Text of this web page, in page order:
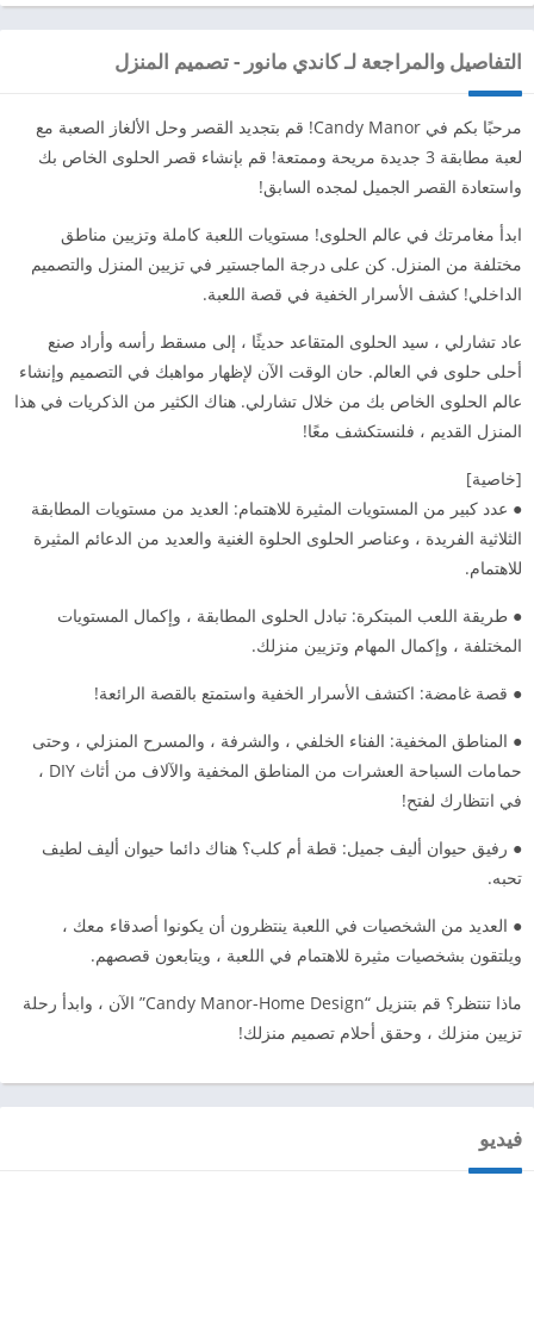
التفاصيل والمراجعة لـ كاندي مانور - تصميم المنزل
مرحبًا بكم في Candy Manor! قم بتجديد القصر وحل الألغاز الصعبة مع
لعبة مطابقة 3 جديدة مريحة وممتعة! قم بإنشاء قصر الحلوى الخاص بك
واستعادة القصر الجميل لمجده السابق!
ابدأ مغامرتك في عالم الحلوى! مستويات اللعبة كاملة وتزيين مناطق
مختلفة من المنزل. كن على درجة الماجستير في تزيين المنزل والتصميم
الداخلي! كشف الأسرار الخفية في قصة اللعبة.
عاد تشارلي ، سيد الحلوى المتقاعد حديثًا ، إلى مسقط رأسه وأراد صنع
أحلى حلوى في العالم. حان الوقت الآن لإظهار مواهبك في التصميم وإنشاء
عالم الحلوى الخاص بك من خلال تشارلي. هناك الكثير من الذكريات في هذا
المنزل القديم ، فلنستكشف معًا!
[خاصية]
● عدد كبير من المستويات المثيرة للاهتمام: العديد من مستويات المطابقة
الثلاثية الفريدة ، وعناصر الحلوى الحلوة الغنية والعديد من الدعائم المثيرة
للاهتمام.
● طريقة اللعب المبتكرة: تبادل الحلوى المطابقة ، وإكمال المستويات
المختلفة ، وإكمال المهام وتزيين منزلك.
● قصة غامضة: اكتشف الأسرار الخفية واستمتع بالقصة الرائعة!
● المناطق المخفية: الفناء الخلفي ، والشرفة ، والمسرح المنزلي ، وحتى
حمامات السباحة العشرات من المناطق المخفية والآلاف من أثاث DIY ،
في انتظارك لفتح!
● رفيق حيوان أليف جميل: قطة أم كلب؟ هناك دائما حيوان أليف لطيف
تحبه.
● العديد من الشخصيات في اللعبة ينتظرون أن يكونوا أصدقاء معك ،
ويلتقون بشخصيات مثيرة للاهتمام في اللعبة ، ويتابعون قصصهم.
ماذا تنتظر؟ قم بتنزيل “Candy Manor-Home Design” الآن ، وابدأ رحلة
تزيين منزلك ، وحقق أحلام تصميم منزلك!
فيديو